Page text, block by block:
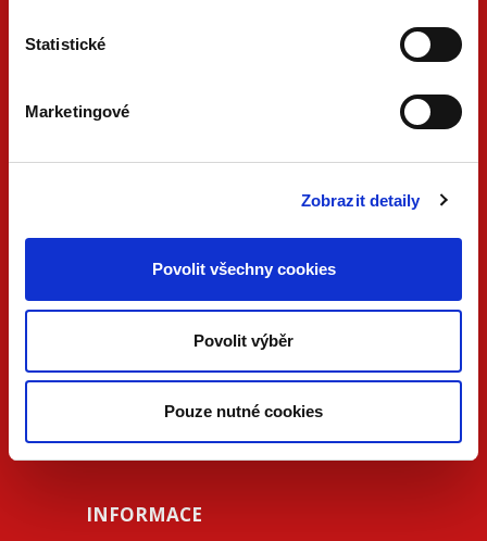
Statistické
Marketingové
Zobrazit detaily
Povolit všechny cookies
Povolit výběr
Pouze nutné cookies
PDF
VERZE
KONTAKTUJTE NÁS
facebook.com/beck.cz
INFORMACE